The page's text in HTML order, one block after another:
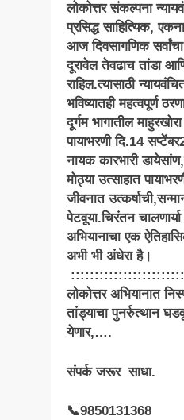
लोकोत्तर संकल्पना
प्रसिद्ध साहित्यिक,
आज दिवसागणिक
दूरावेल तेवढाच तांडा
राहिल.त्यासाठी
भविष्यातही महत्वपूर्ण
दूर्गम भागातील
पायाभरणी दि.14
नायक कारभारी
मोठ्या उत्साहात
जीवनात
पेटवूया.चिरंतन
अभियानाचा एक
अभी भी अंधेरा
लोकोत्तर अभियानात
तांड्याचा पुनर्रुत्थान
येणार,….
संपर्क जरूर साधा.
📞9850131368